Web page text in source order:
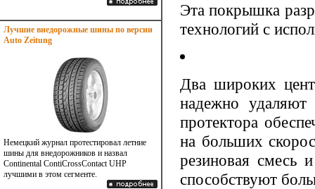
Лучшие внедорожные шины по версии
Auto Zeitung
Немецкий журнал протестировал летние
шины для внедорожников и назвал
Continental ContiCrossContact UHP
лучшими в этом сегменте.
Эта покрышка
технологий с
Два широких
надежно удаляют
протектора
на больших
резиновая смесь
способствуют